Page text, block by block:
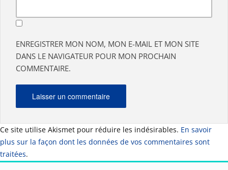
ENREGISTRER MON NOM, MON E-MAIL ET MON SITE
DANS LE NAVIGATEUR POUR MON PROCHAIN
COMMENTAIRE.
Ce site utilise Akismet pour réduire les indésirables. En savoir
plus sur la façon dont les données de vos commentaires sont
traitées.